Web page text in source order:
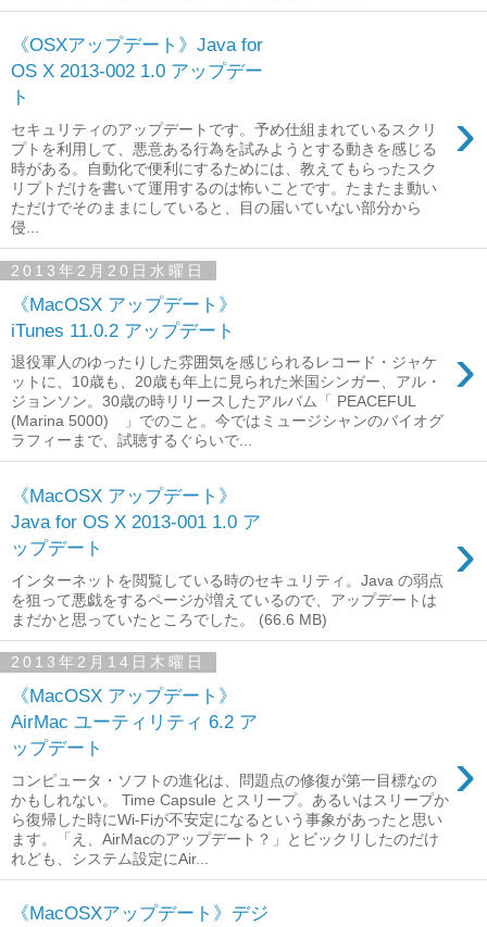
《OSXアップデート》Java for
OS X 2013-002 1.0 アップデー
ト
›
セキュリティのアップデートです。予め仕組まれているスクリ
プトを利用して、悪意ある行為を試みようとする動きを感じる
時がある。自動化で便利にするためには、教えてもらったスク
リプトだけを書いて運用するのは怖いことです。たまたま動い
ただけでそのままにしていると、目の届いていない部分から
侵...
2013年2月20日水曜日
《MacOSX アップデート》
iTunes 11.0.2 アップデート
›
退役軍人のゆったりした雰囲気を感じられるレコード・ジャケ
ットに、10歳も、20歳も年上に見られた米国シンガー、アル・
ジョンソン。30歳の時リリースしたアルバム「 PEACEFUL
(Marina 5000) 」でのこと。今ではミュージシャンのバイオグ
ラフィーまで、試聴するぐらいで...
《MacOSX アップデート》
Java for OS X 2013-001 1.0 ア
ップデート
›
インターネットを閲覧している時のセキュリティ。Java の弱点
を狙って悪戯をするページが増えているので、アップデートは
まだかと思っていたところでした。 (66.6 MB)
2013年2月14日木曜日
《MacOSX アップデート》
AirMac ユーティリティ 6.2 ア
ップデート
›
コンピュータ・ソフトの進化は、問題点の修復が第一目標なの
かもしれない。 Time Capsule とスリープ。あるいはスリープか
ら復帰した時にWi-Fiが不安定になるという事象があったと思い
ます。「え、AirMacのアップデート？」とビックリしたのだけ
れども、システム設定にAir...
《MacOSXアップデート》デジ